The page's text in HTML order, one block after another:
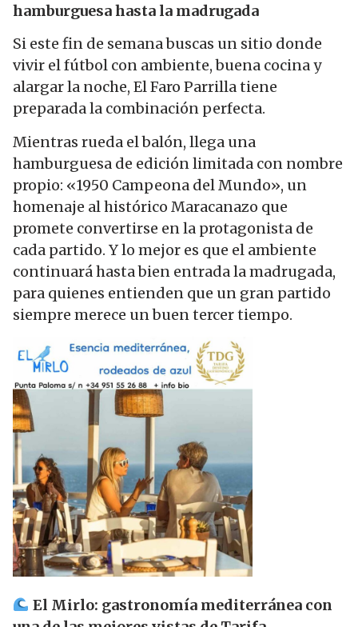
hamburguesa hasta la madrugada
Si este fin de semana buscas un sitio donde
vivir el fútbol con ambiente, buena cocina y
alargar la noche, El Faro Parrilla tiene
preparada la combinación perfecta.
Mientras rueda el balón, llega una
hamburguesa de edición limitada con nombre
propio: «1950 Campeona del Mundo», un
homenaje al histórico Maracanazo que
promete convertirse en la protagonista de
cada partido. Y lo mejor es que el ambiente
continuará hasta bien entrada la madrugada,
para quienes entienden que un gran partido
siempre merece un buen tercer tiempo.
El Mirlo: gastronomía mediterránea con